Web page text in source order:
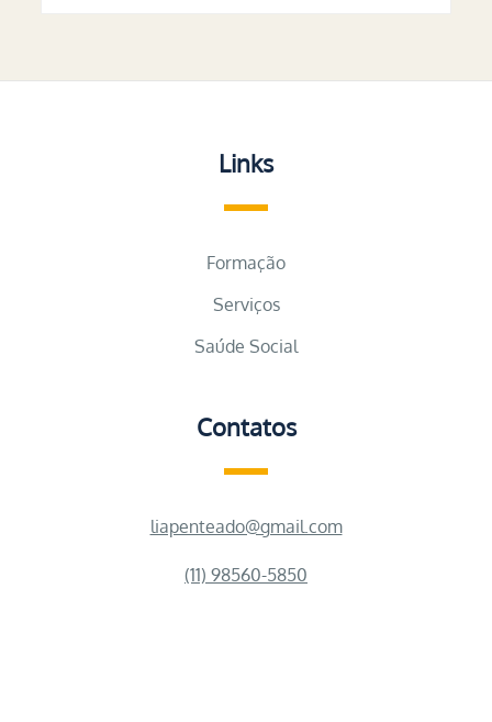
Links
Formação
Serviços
Saúde Social
Contatos
liapenteado@gmail.com
(11) 98560-5850